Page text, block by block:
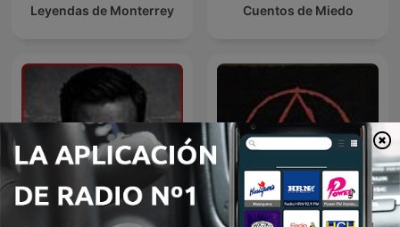
Leyendas de Monterrey Cuentos de Miedo